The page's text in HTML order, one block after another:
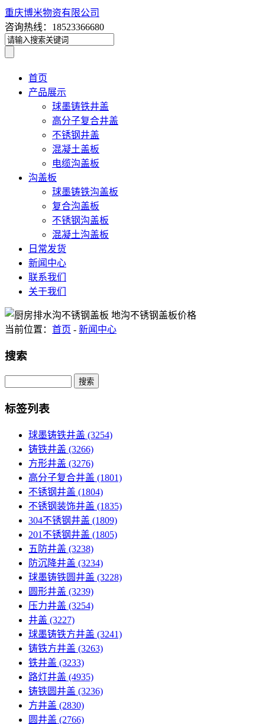
重庆博米物资有限公司
咨询热线：18523366680
首页
产品展示
球墨铸铁井盖
高分子复合井盖
不锈钢井盖
混凝土盖板
电缆沟盖板
沟盖板
球墨铸铁沟盖板
复合沟盖板
不锈钢沟盖板
混凝土沟盖板
日常发货
新闻中心
联系我们
关于我们
当前位置： 首页 - 新闻中心
搜索
Search
标签列表
球墨铸铁井盖 (3254)
铸铁井盖 (3266)
方形井盖 (3276)
高分子复合井盖 (1801)
不锈钢井盖 (1804)
不锈钢装饰井盖 (1835)
304不锈钢井盖 (1809)
201不锈钢井盖 (1805)
五防井盖 (3238)
防沉降井盖 (3234)
球墨铸铁圆井盖 (3228)
圆形井盖 (3239)
压力井盖 (3254)
井盖 (3227)
球墨铸铁方井盖 (3241)
铸铁方井盖 (3263)
铁井盖 (3233)
路灯井盖 (4935)
铸铁圆井盖 (3236)
方井盖 (2830)
圆井盖 (2766)